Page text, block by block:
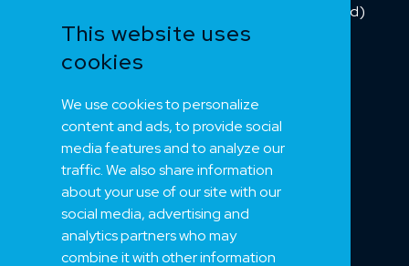
This website uses
cookies
We use cookies to personalize
content and ads, to provide social
media features and to analyze our
traffic. We also share information
about your use of our site with our
social media, advertising and
analytics partners who may
combine it with other information
Kombikabel (Hybrid)
Dnv sertifisert
Merker 2
Merker 4
Om oss